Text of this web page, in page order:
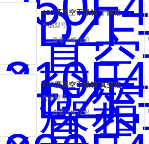
400度真空干燥箱 干燥箱
产品型号：
查看详细介绍
400度真空干燥箱 真空箱
产品型号：
查看详细介绍